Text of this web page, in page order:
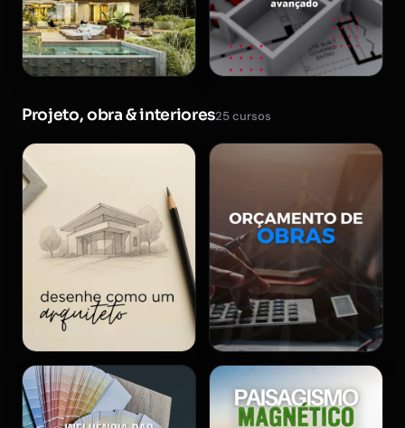
Projeto, obra & interiores25 cursos